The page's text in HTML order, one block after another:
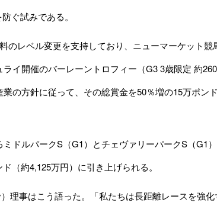
ぐ試みである。
レベル変更を支持しており、ニューマーケット競
イ開催のバーレーントロフィー（G3 3歳限定 約
の方針に従って、その総賞金を50％増の15万ポン
ドルパークS（G1）とチェヴァリーパークS（G1
（約4,125万円）に引き上げられる。
理事はこう語った。「私たちは長距離レースを強化